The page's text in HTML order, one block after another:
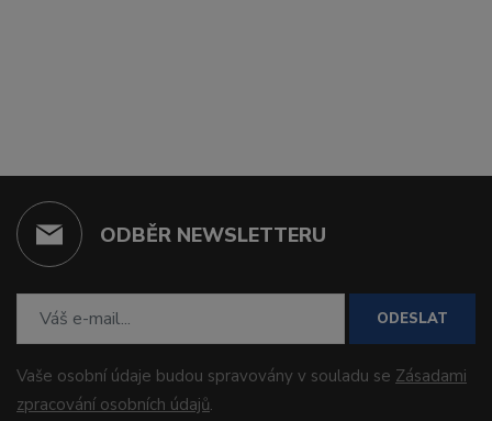
ODBĚR NEWSLETTERU
ODESLAT
Vaše osobní údaje budou spravovány v souladu se Zásadami
zpracování osobních údajů.